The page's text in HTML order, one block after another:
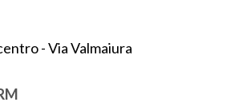
- Via Valmaiura